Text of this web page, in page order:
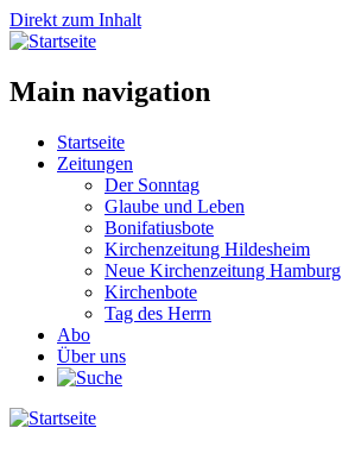
Direkt zum Inhalt
Main navigation
Startseite
Zeitungen
Der Sonntag
Glaube und Leben
Bonifatiusbote
Kirchenzeitung Hildesheim
Neue Kirchenzeitung Hamburg
Kirchenbote
Tag des Herrn
Abo
Über uns